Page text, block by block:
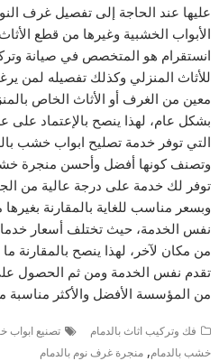
عليها عند الحاجة إلى تفصيل غرف
الأبواب الخشبية وغيرها من قطع
انستقرام هو المتخصص في صيانة
للأثاث المنزلي وكذلك تفصيله
معين من الغرف أو الأثاث الخاص
بشكل عام، لهذا ينصح بالإعتماد
التي توفر خدمة تصليح ابواب خشب
وتصنف كونها أفضل وأحسن منجرة
توفر لك خدمة على درجة عالية من
وبسعر مناسب للغاية بالمقارنة
نفس الخدمة، حيث تختلف أسعار
من مكان لآخر، لهذا ينصح بالمقارنة
تقدم نفس الخدمة ومن ثم الحصول
من المؤسسة الأفضل والأكثر مناسبة
فك وتركيب اثاث بالدمام تصنيع ابواب
خشب بالدمام,منجرة غرف نوم بالدمام